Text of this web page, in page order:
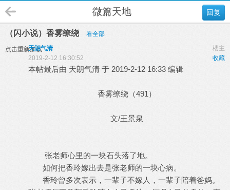
回复
微篇天地
（闪小说）香雾缭绕 看全部
点击重新加载 楼主
天朗气清
收藏
2019-2-12 16:30:52
本帖最后由 天朗气清 于 2019-2-12 16:33 编辑
香雾缭绕（491）
文/王景泉
张老师心里的一块石头落了地。
如何把香玲嫁出去是张老师的一块心病。
香玲曾多次表示，一辈子不嫁人，一辈子陪着爸妈。